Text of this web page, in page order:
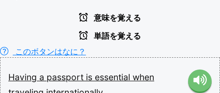
意味を覚える
単語を覚える
このボタンはなに？
Having a passport is essential when